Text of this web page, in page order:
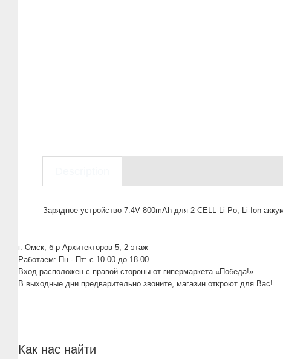
Зарядное устройство 7.4V 800mAh для 2 CELL Li-Po, Li-Ion
г. Омск, б-р Архитекторов 5, 2 этаж
Работаем: Пн - Пт: c 10-00 до 18-00
Вход расположен с правой стороны от гипермаркета «Победа!»
В выходные дни предварительно звоните, магазин откроют для Вас!
Как нас найти